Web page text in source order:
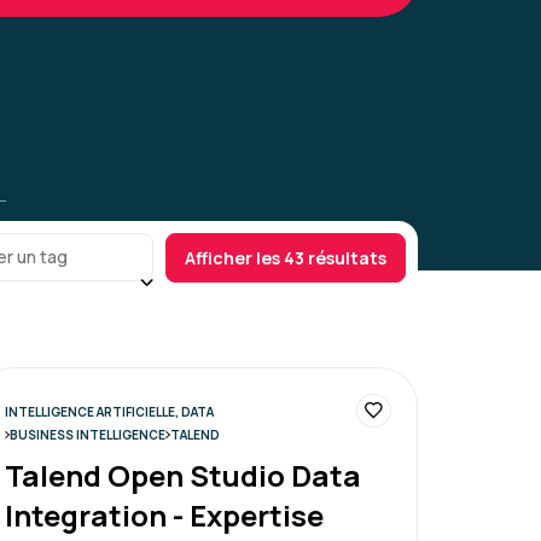
à l'écoute et patient, je suis très
Le 20/04/2026
un tag Afficher les 43 résultats
INTELLIGENCE ARTIFICIELLE, DATA
BUSINESS INTELLIGENCE TALEND
Talend Open Studio Data
Integration - Expertise